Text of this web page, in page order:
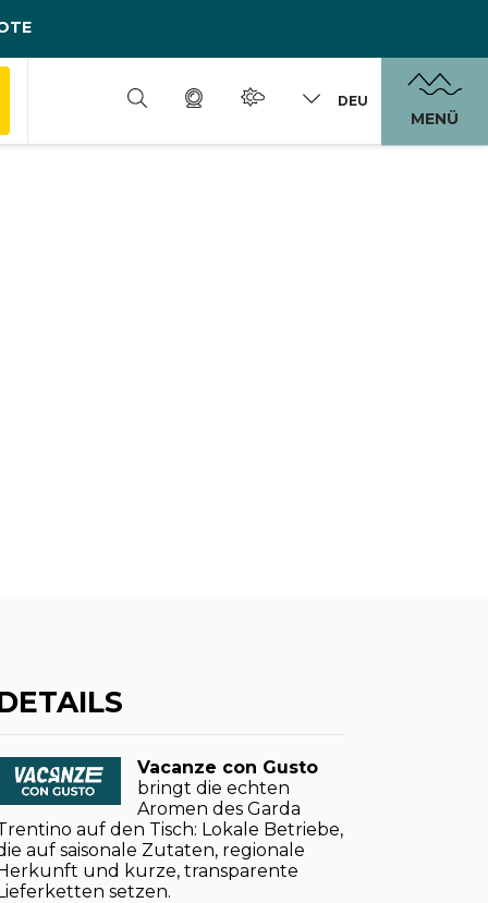
DEU
MENÜ
Vacanze con Gusto
bringt die echten
Aromen des Garda
auf den Tisch: Lokale Betriebe,
auf saisonale Zutaten, regionale
und kurze, transparente
setzen.